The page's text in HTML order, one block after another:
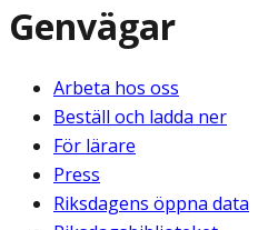
Genvägar
Arbeta hos oss
Beställ och ladda ner
För lärare
Press
Riksdagens öppna data